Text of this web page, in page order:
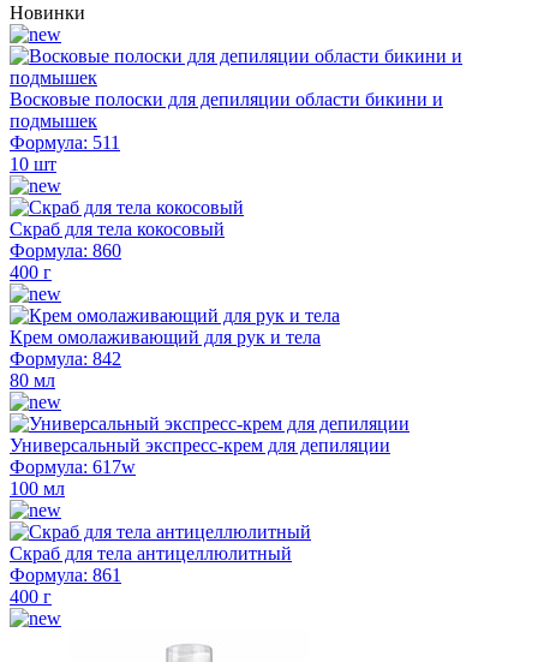
Новинки
Восковые полоски для депиляции области бикини и
подмышек
Формула: 511
10 шт
Скраб для тела кокосовый
Формула: 860
400 г
Крем омолаживающий для рук и тела
Формула: 842
80 мл
Универсальный экспресс-крем для депиляции
Формула: 617w
100 мл
Скраб для тела антицеллюлитный
Формула: 861
400 г